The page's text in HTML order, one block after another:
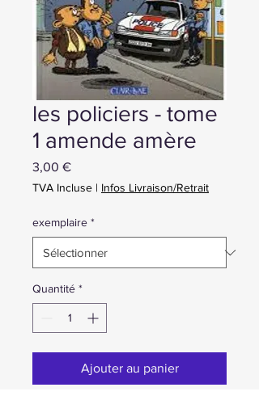
les policiers - tome
1 amende amère
3,00 €Prix
TVA Incluse | Infos Livraison/Retrait
exemplaire *
Quantité *
Ajouter au panier